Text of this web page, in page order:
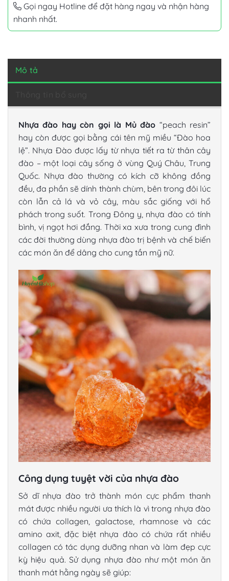
Gọi ngay Hotline để đặt hàng ngay và nhận hàng
nhanh nhất.
Mô tả
Nhựa đào hay còn gọi là Mủ đào “peach resin”
hay còn được gọi bằng cái tên mỹ miều “Đào hoa
lệ”. Nhựa Đào được lấy từ nhựa tiết ra từ thân cây
đào – một loại cây sống ở vùng Quý Châu, Trung
Quốc. Nhựa đào thường có kích cỡ không đồng
đều, đa phần sẽ dính thành chùm, bên trong đôi lúc
còn lẫn cả lá và vỏ cây, màu sắc giống với hổ
phách trong suốt. Trong Đông y, nhựa đào có tính
bình, vị ngọt hơi đắng. Thời xa xưa trong cung đình
các đời thường dùng nhựa đào trị bệnh và chế biến
các món ăn để dâng cho cung tần mỹ nữ.
Công dụng tuyệt vời của nhựa đào
Sở dĩ nhựa đào trở thành món cực phẩm thanh
mát được nhiều người ưa thích là vì trong nhựa đào
có chứa collagen, galactose, rhamnose và các
amino axit, đặc biệt nhựa đào có chứa rất nhiều
collagen có tác dụng dưỡng nhan và làm đẹp cực
kỳ hiệu quả. Sử dụng nhựa đào như một món ăn
thanh mát hằng ngày sẽ giúp: